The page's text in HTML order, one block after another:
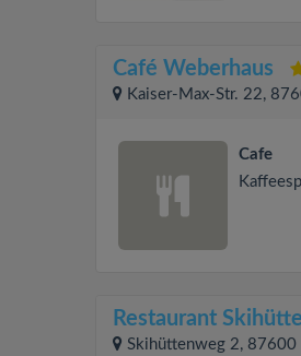
Café Weberhaus
Kaiser-Max-Str. 22,
Cafe
Restaurant Skihütte
Skihüttenweg 2, 87600